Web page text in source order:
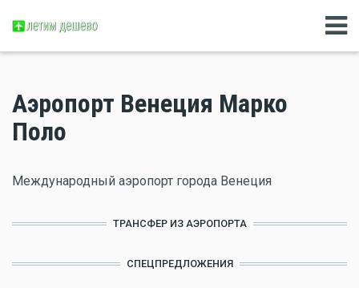
Аэропорт Венеция Марко
Поло
Международный аэропорт города Венеция
ТРАНСФЕР ИЗ АЭРОПОРТА
СПЕЦПРЕДЛОЖЕНИЯ